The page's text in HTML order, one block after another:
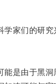
家们的研究
是由于黑洞